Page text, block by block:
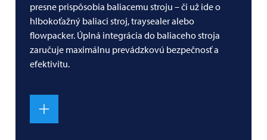
presne prispôsobia baliacemu stroju – či už ide o
hlbokoťažný baliaci stroj, traysealer alebo
flowpacker. Úplná integrácia do baliaceho stroja
zaručuje maximálnu prevádzkovú bezpečnosť a
efektivitu.